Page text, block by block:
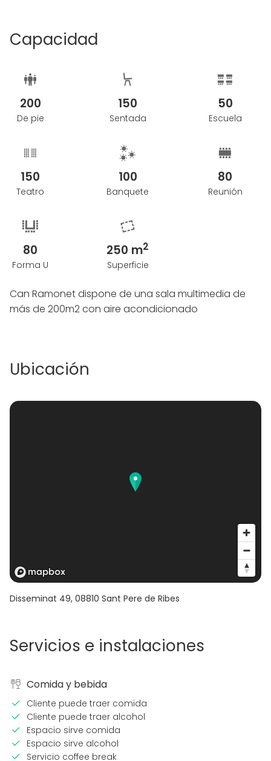
Capacidad
200
De pie
150
Sentada
50
Escuela
150
Teatro
100
Banquete
80
Reunión
80
Forma U
250 m2
Superficie
Can Ramonet dispone de una sala multimedia de
más de 200m2 con aire acondicionado
Ubicación
Disseminat 49, 08810 Sant Pere de Ribes
Servicios e instalaciones
Comida y bebida
Cliente puede traer comida
Cliente puede traer alcohol
Espacio sirve comida
Espacio sirve alcohol
Servicio coffee break